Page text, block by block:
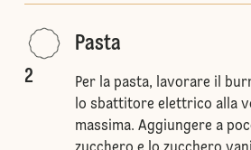
2
Pasta
Per la pasta, lavorare il
lo sbattitore elettrico alla
massima. Aggiungere a